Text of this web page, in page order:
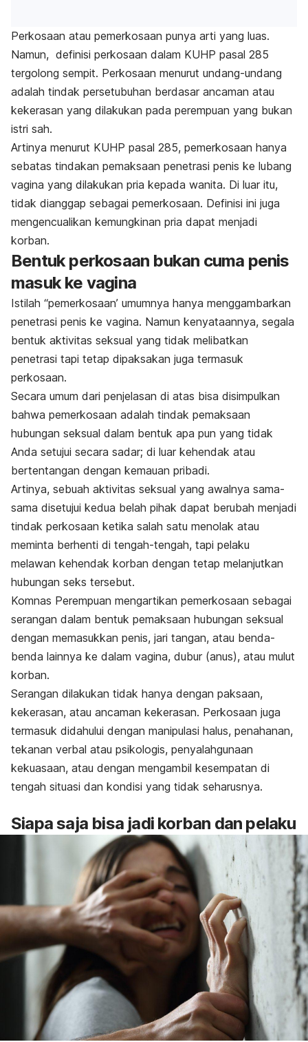
Perkosaan atau pemerkosaan punya arti yang luas.
Namun, definisi perkosaan dalam KUHP pasal 285
tergolong sempit. Perkosaan menurut undang-undang
adalah tindak persetubuhan berdasar ancaman atau
kekerasan yang dilakukan pada perempuan yang bukan
istri sah.
Artinya menurut KUHP pasal 285, pemerkosaan hanya
sebatas tindakan pemaksaan penetrasi penis ke lubang
vagina yang dilakukan pria kepada wanita. Di luar itu,
tidak dianggap sebagai pemerkosaan. Definisi ini juga
mengencualikan kemungkinan pria dapat menjadi
korban.
Bentuk perkosaan bukan cuma penis
masuk ke vagina
Istilah “pemerkosaan’ umumnya hanya menggambarkan
penetrasi penis ke vagina. Namun kenyataannya, segala
bentuk aktivitas seksual yang tidak melibatkan
penetrasi tapi tetap dipaksakan juga termasuk
perkosaan.
Secara umum dari penjelasan di atas bisa disimpulkan
bahwa pemerkosaan adalah tindak pemaksaan
hubungan seksual dalam bentuk apa pun yang tidak
Anda setujui secara sadar; di luar kehendak atau
bertentangan dengan kemauan pribadi.
Artinya, sebuah aktivitas seksual yang awalnya sama-
sama disetujui kedua belah pihak dapat berubah menjadi
tindak perkosaan ketika salah satu menolak atau
meminta berhenti di tengah-tengah, tapi pelaku
melawan kehendak korban dengan tetap melanjutkan
hubungan seks tersebut.
Komnas Perempuan mengartikan pemerkosaan sebagai
serangan dalam bentuk pemaksaan hubungan seksual
dengan memasukkan penis, jari tangan, atau benda-
benda lainnya ke dalam vagina, dubur (anus), atau mulut
korban.
Serangan dilakukan tidak hanya dengan paksaan,
kekerasan, atau ancaman kekerasan. Perkosaan juga
termasuk didahului dengan manipulasi halus, penahanan,
tekanan verbal atau psikologis, penyalahgunaan
kekuasaan, atau dengan mengambil kesempatan di
tengah situasi dan kondisi yang tidak seharusnya.
Siapa saja bisa jadi korban dan pelaku